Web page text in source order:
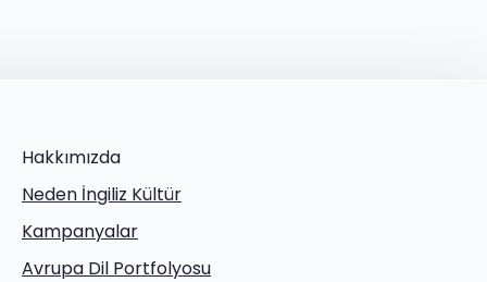
Hakkımızda
Neden İngiliz Kültür
Kampanyalar
Avrupa Dil Portfolyosu